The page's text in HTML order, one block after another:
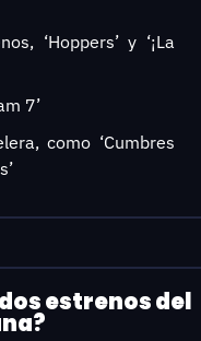
‘Hoppers’ y ‘¡La
7’
como ‘Cumbres
estrenos del